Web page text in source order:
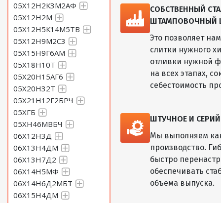
05Х12Н2К3М2АФ
05Х12Н2М
05Х12Н5К14М5ТВ
05Х12Н9М2С3
05Х15Н9Г6АМ
05Х18Н10Т
05Х20Н15АГ6
05Х20Н32Т
05Х21Н12Г2БРЧ
05ХГБ
05ХН46МВБЧ
06Х12Н3Д
06Х13Н4ДМ
06Х13Н7Д2
06Х14Н5МФ
06Х14Н6Д2МБТ
06Х15Н4ДМ
СОБСТВЕННЫЙ
ШТАМПОВОЧНЫЙ
Это позволяет
слитки нужного
отливки нужной
на всех этапах,
себестоимость
ШТУЧНОЕ И
Мы выполняем
производство.
быстро
обеспечивать
объема выпуска.